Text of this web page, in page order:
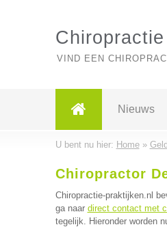
Chiropractie
VIND EEN
Nieuws
U bent nu hier: Home»
Chiropractor
Chiropractie-praktijken.nl
ga naar direct contact met
tegelijk. Hieronder worden